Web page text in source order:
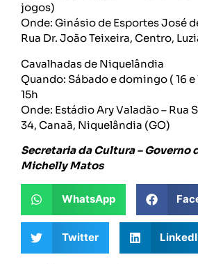
jogos)
Onde: Ginásio de Esportes José
Rua Dr. João Teixeira, Centro,
Cavalhadas de Niquelândia
Quando: Sábado e domingo ( 16 e
15h
Onde: Estádio Ary Valadão – Rua
34, Canaã, Niquelândia (GO)
Secretaria da Cultura – Governo
Michelly Matos
WhatsApp
Twitter